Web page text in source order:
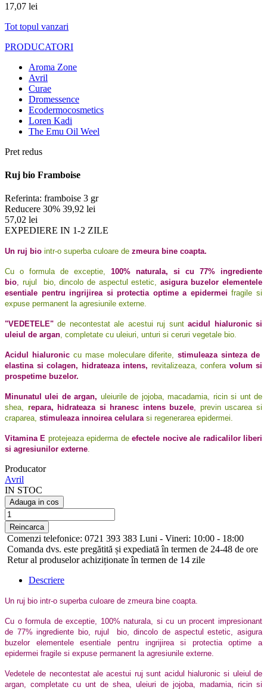
17,07 lei
Tot topul vanzari
PRODUCATORI
Aroma Zone
Avril
Curae
Dromessence
Ecodermocosmetics
Loren Kadi
The Emu Oil Weel
Pret redus
Ruj bio Framboise
Referinta: framboise 3 gr
Reducere 30% 39,92 lei
57,02 lei
EXPEDIERE IN 1-2 ZILE
Un ruj bio intr-o superba culoare de zmeura bine coapta.
Cu o formula de exceptie, 100% naturala, si cu 77% ingrediente
bio, rujul bio, dincolo de aspectul estetic, asigura buzelor elementele
esentiale pentru ingrijirea si protectia optime a epidermei fragile si
expuse permanent la agresiunile externe.
"VEDETELE" de necontestat ale acestui ruj sunt acidul hialuronic si
uleiul de argan, completate cu uleiuri, unturi si ceruri vegetale bio.
Acidul hialuroniccu mase moleculare diferite,stimuleaza sinteza de
elastina si colagen, hidrateaza intens, revitalizeaza, confera volum si
prospetime buzelor.
Minunatul ulei de argan, uleiurile de jojoba, macadamia, ricin si unt de
shea, repara, hidrateaza si hranesc intens buzele, previn uscarea si
craparea, stimuleaza innoirea celulara si regenerarea epidermei.
Vitamina E protejeaza epiderma de efectele nocive ale radicalilor liberi
si agresiunilor externe.
Producator
Avril
IN STOC
Adauga in cos
Comenzi telefonice: 0721 393 383 Luni - Vineri: 10:00 - 18:00
Comanda dvs. este pregătită și expediată în termen de 24-48 de ore
Retur al produselor achiziționate în termen de 14 zile
Descriere
Un ruj bio intr-o superba culoare de zmeura bine coapta.
Cu o formula de exceptie, 100% naturala, si cu un procent impresionant
de 77% ingrediente bio, rujul bio, dincolo de aspectul estetic, asigura
buzelor elementele esentiale pentru ingrijirea si protectia optime a
epidermei fragile si expuse permanent la agresiunile externe.
Vedetele de necontestat ale acestui ruj sunt acidul hialuronic si uleiul de
argan, completate cu unt de shea, uleiuri de jojoba, madamia, ricin si